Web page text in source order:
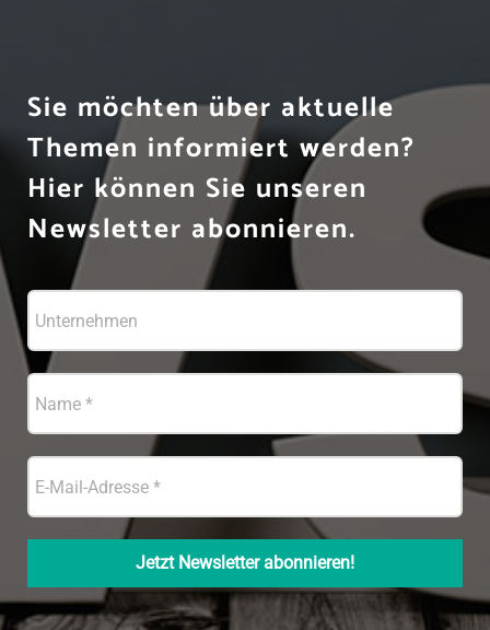
Sie möchten über aktuelle
Themen informiert werden?
Hier können Sie unseren
Newsletter abonnieren.